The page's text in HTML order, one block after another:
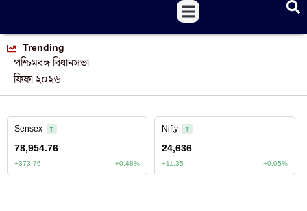
Trending
পশ্চিমবঙ্গ বিধানসভা
ফিফা ২০২৬